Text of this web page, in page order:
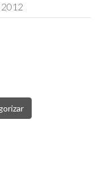
2012